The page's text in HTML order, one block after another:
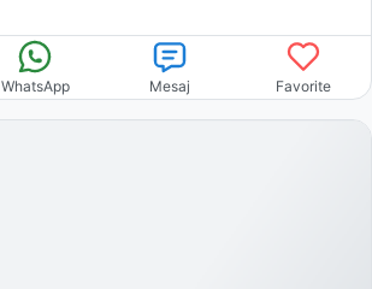
WhatsApp Mesaj Favorite